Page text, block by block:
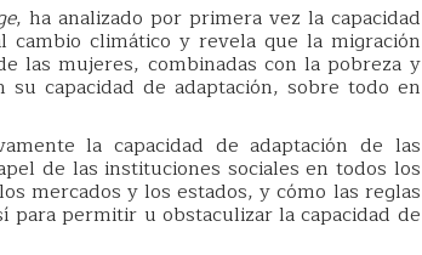
, ha analizado por primera vez la capacidad
cambio climático y revela que la migración
las mujeres, combinadas con la pobreza y
capacidad de adaptación, sobre todo en
la capacidad de adaptación de las
de las instituciones sociales en todos los
mercados y los estados, y cómo las reglas
permitir u obstaculizar la capacidad de